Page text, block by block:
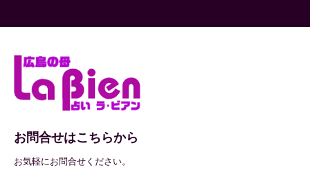
お問合せはこちらから
お気軽にお問合せください。